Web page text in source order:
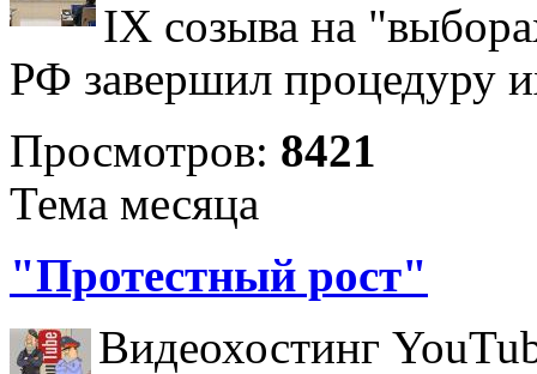
IX созыва на
РФ завершил процедуру
Просмотров: 8421
Тема месяца
"Протестный рост"
Видеохостинг